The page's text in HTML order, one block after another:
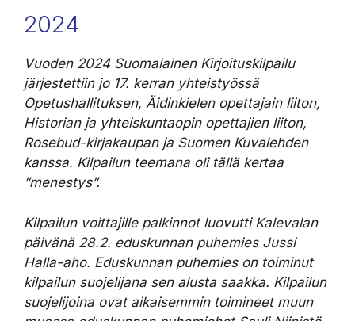
2024
Vuoden 2024 Suomalainen Kirjoituskilpailu
järjestettiin jo 17. kerran yhteistyössä
Opetushallituksen, Äidinkielen opettajain liiton,
Historian ja yhteiskuntaopin opettajien liiton,
Rosebud-kirjakaupan ja Suomen Kuvalehden
kanssa. Kilpailun teemana oli tällä kertaa
”menestys”.
Kilpailun voittajille palkinnot luovutti Kalevalan
päivänä 28.2. eduskunnan puhemies Jussi
Halla-aho. Eduskunnan puhemies on toiminut
kilpailun suojelijana sen alusta saakka. Kilpailun
suojelijoina ovat aikaisemmin toimineet muun